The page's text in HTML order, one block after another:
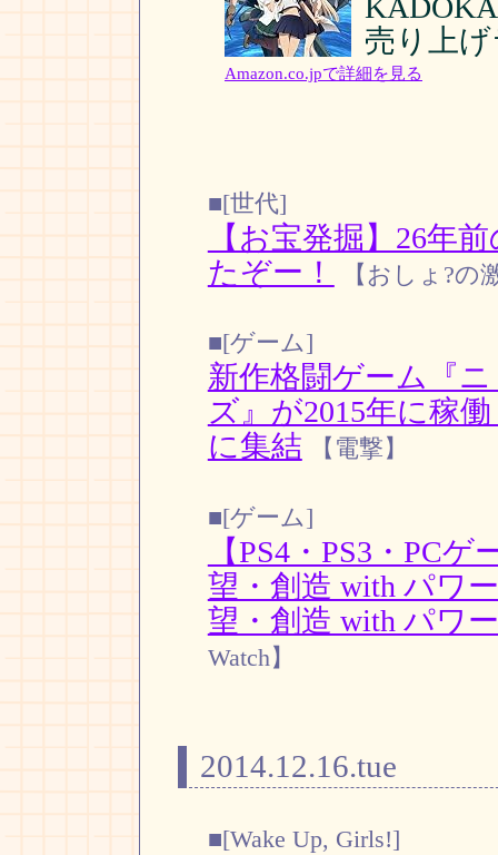
売り上
Amazon.co.jpで詳細を見る
■[世代]
【お宝発掘】26年
たぞー！
【おしょ?
■[ゲーム]
新作格闘ゲーム『
ズ』が2015年に稼
に集結
【電撃】
■[ゲーム]
【PS4・PS3・PC
望・創造 with パワ
望・創造 with パワ
Watch】
2014.12.16.tue
■[Wake Up, Girls!]